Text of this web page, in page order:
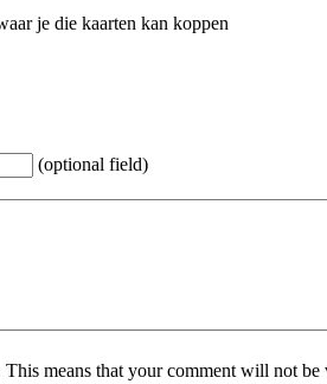
je die kaarten kan koppen
(optional field)
means that your comment will not